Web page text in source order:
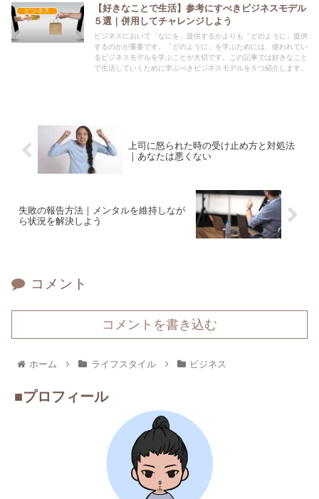
ビジネス
【好きなことで生活】参考にすべきビジネスモデル
５選｜併用してチャレンジしよう
ビジネスにおいて「なにを」提供するかよりも「どのように」提供
するのかが重要です。「どのように」を学ぶためには、使われてい
るビジネスモデルを学ぶことが大切です。この記事では好きなこと
で生活していくために学ぶべきビジネスモデルを５つ紹介します。
上司に怒られた時の受け止め方と対処法
｜あなたは悪くない
失敗の報告方法｜メンタルを維持しなが
ら状況を解決しよう
コメント
コメントを書き込む
ホーム ライフスタイル ビジネス
■プロフィール